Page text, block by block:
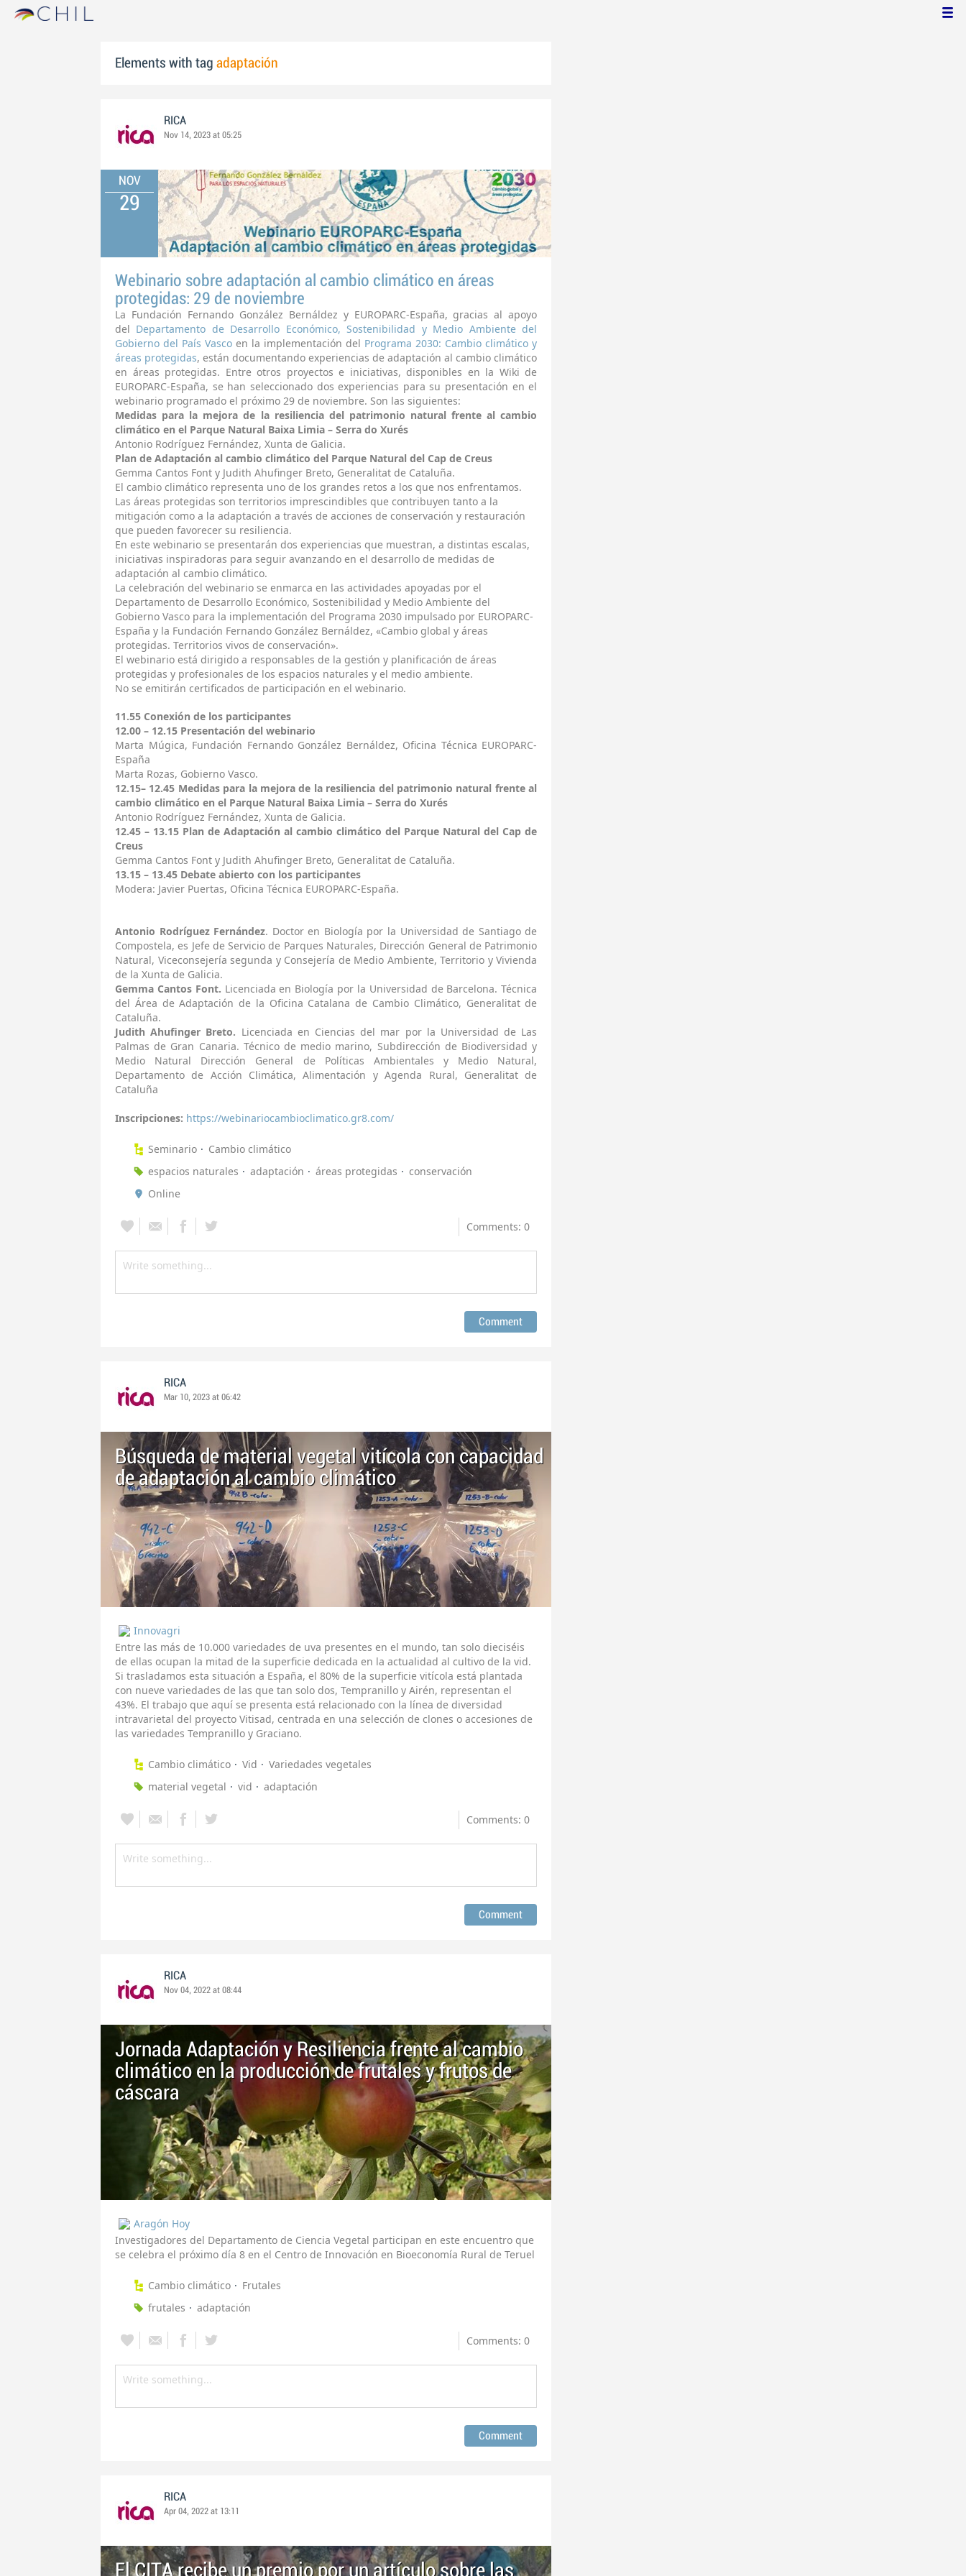
Elements with tag adaptación
RICA
Nov 14, 2023 at 05:25
NOV
29
Webinario sobre adaptación al cambio climático en áreas
protegidas: 29 de noviembre
La Fundación Fernando González Bernáldez y EUROPARC-España, gracias al apoyo
del Departamento de Desarrollo Económico, Sostenibilidad y Medio Ambiente del
Gobierno del País Vasco en la implementación del Programa 2030: Cambio climático y
áreas protegidas, están documentando experiencias de adaptación al cambio climático
en áreas protegidas. Entre otros proyectos e iniciativas, disponibles en la Wiki de
EUROPARC-España, se han seleccionado dos experiencias para su presentación en el
webinario programado el próximo 29 de noviembre. Son las siguientes:
Medidas para la mejora de la resiliencia del patrimonio natural frente al cambio
climático en el Parque Natural Baixa Limia – Serra do Xurés
Antonio Rodríguez Fernández, Xunta de Galicia.
Plan de Adaptación al cambio climático del Parque Natural del Cap de Creus
Gemma Cantos Font y Judith Ahufinger Breto, Generalitat de Cataluña.
El cambio climático representa uno de los grandes retos a los que nos enfrentamos.
Las áreas protegidas son territorios imprescindibles que contribuyen tanto a la
mitigación como a la adaptación a través de acciones de conservación y restauración
que pueden favorecer su resiliencia.
En este webinario se presentarán dos experiencias que muestran, a distintas escalas,
iniciativas inspiradoras para seguir avanzando en el desarrollo de medidas de
adaptación al cambio climático.
La celebración del webinario se enmarca en las actividades apoyadas por el
Departamento de Desarrollo Económico, Sostenibilidad y Medio Ambiente del
Gobierno Vasco para la implementación del Programa 2030 impulsado por EUROPARC-
España y la Fundación Fernando González Bernáldez, «Cambio global y áreas
protegidas. Territorios vivos de conservación».
El webinario está dirigido a responsables de la gestión y planificación de áreas
protegidas y profesionales de los espacios naturales y el medio ambiente.
No se emitirán certificados de participación en el webinario.
11.55 Conexión de los participantes
12.00 – 12.15 Presentación del webinario
Marta Múgica, Fundación Fernando González Bernáldez, Oficina Técnica EUROPARC-
España
Marta Rozas, Gobierno Vasco.
12.15– 12.45 Medidas para la mejora de la resiliencia del patrimonio natural frente al
cambio climático en el Parque Natural Baixa Limia – Serra do Xurés
Antonio Rodríguez Fernández, Xunta de Galicia.
12.45 – 13.15 Plan de Adaptación al cambio climático del Parque Natural del Cap de
Creus
Gemma Cantos Font y Judith Ahufinger Breto, Generalitat de Cataluña.
13.15 – 13.45 Debate abierto con los participantes
Modera: Javier Puertas, Oficina Técnica EUROPARC-España.
Antonio Rodríguez Fernández. Doctor en Biología por la Universidad de Santiago de
Compostela, es Jefe de Servicio de Parques Naturales, Dirección General de Patrimonio
Natural, Viceconsejería segunda y Consejería de Medio Ambiente, Territorio y Vivienda
de la Xunta de Galicia.
Gemma Cantos Font. Licenciada en Biología por la Universidad de Barcelona. Técnica
del Área de Adaptación de la Oficina Catalana de Cambio Climático, Generalitat de
Cataluña.
Judith Ahufinger Breto. Licenciada en Ciencias del mar por la Universidad de Las
Palmas de Gran Canaria. Técnico de medio marino, Subdirección de Biodiversidad y
Medio Natural Dirección General de Políticas Ambientales y Medio Natural,
Departamento de Acción Climática, Alimentación y Agenda Rural, Generalitat de
Cataluña
Inscripciones: https://webinariocambioclimatico.gr8.com/
Seminario
Cambio climático
espacios naturales
adaptación áreas protegidas
conservación
Online
Comments: 0
RICA
Mar 10, 2023 at 06:42
Búsqueda de material vegetal vitícola con capacidad
de adaptación al cambio climático
Innovagri
Entre las más de 10.000 variedades de uva presentes en el mundo, tan solo dieciséis
de ellas ocupan la mitad de la superficie dedicada en la actualidad al cultivo de la vid.
Si trasladamos esta situación a España, el 80% de la superficie vitícola está plantada
con nueve variedades de las que tan solo dos, Tempranillo y Airén, representan el
43%. El trabajo que aquí se presenta está relacionado con la línea de diversidad
intravarietal del proyecto Vitisad, centrada en una selección de clones o accesiones de
las variedades Tempranillo y Graciano.
Cambio climático Vid
Variedades vegetales
material vegetal
vid adaptación
Comments: 0
RICA
Nov 04, 2022 at 08:44
Jornada Adaptación y Resiliencia frente al cambio
climático en la producción de frutales y frutos de
cáscara
Aragón Hoy
Investigadores del Departamento de Ciencia Vegetal participan en este encuentro que
se celebra el próximo día 8 en el Centro de Innovación en Bioeconomía Rural de Teruel
Cambio climático
Frutales
frutales
adaptación
Comments: 0
RICA
Apr 04, 2022 at 13:11
El CITA recibe un premio por un artículo sobre las